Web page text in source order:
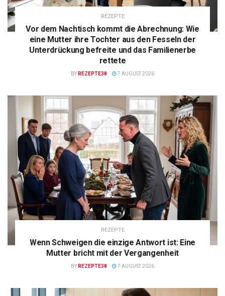
REZEPTE
Vor dem Nachtisch kommt die Abrechnung: Wie
eine Mutter ihre Tochter aus den Fesseln der
Unterdrückung befreite und das Familienerbe
rettete
BY REZEPTE38 7 AUGUST 2026
REZEPTE
Wenn Schweigen die einzige Antwort ist: Eine
Mutter bricht mit der Vergangenheit
BY REZEPTE38 7 AUGUST 2026